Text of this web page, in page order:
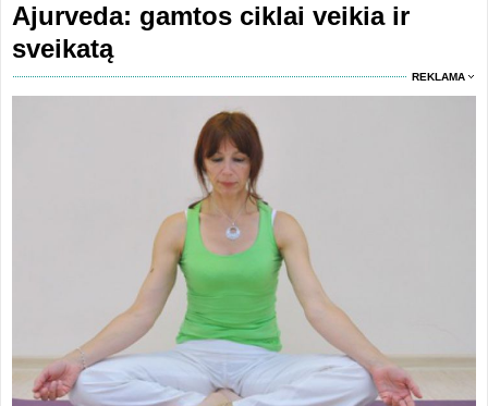
Ajurveda: gamtos ciklai veikia ir
sveikatą
REKLAMA